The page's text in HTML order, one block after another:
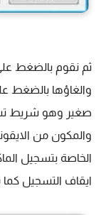
صغير وهو شريط
والمكون من
الخاصة بتسجيل
ايقاف التسجيل كما